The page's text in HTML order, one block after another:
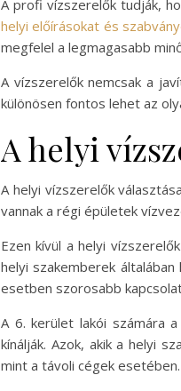
A profi vízszerelők tudják,
helyi előírásokat és
megfelel a legmagasabb
A vízszerelők nemcsak a
különösen fontos lehet az
A helyi
A helyi vízszerelők
vannak a régi épületek
Ezen kívül a helyi
helyi szakemberek
esetben szorosabb
A 6. kerület lakói számára
kínálják. Azok, akik a helyi
mint a távoli cégek esetében.